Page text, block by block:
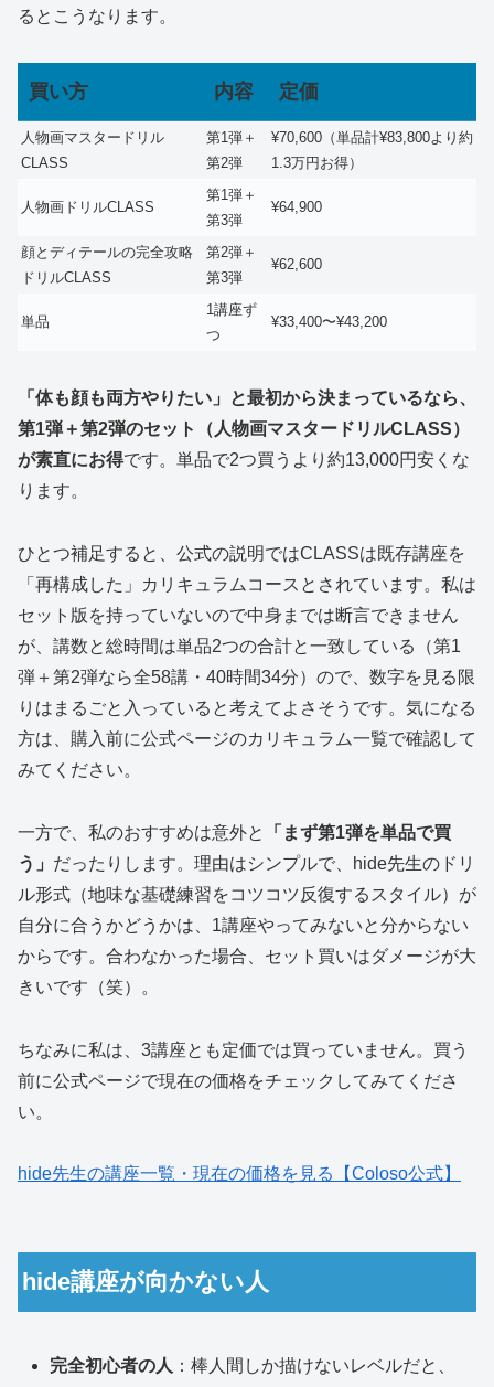
るとこうなります。
買い方 内容 定価
人物画マスタードリル
CLASS
第1弾＋
第2弾
¥70,600（単品計¥83,800より約
1.3万円お得）
人物画ドリルCLASS
第1弾＋
第3弾
¥64,900
顔とディテールの完全攻略
ドリルCLASS
第2弾＋
第3弾
¥62,600
単品
1講座ず
つ
¥33,400〜¥43,200
「体も顔も両方やりたい」と最初から決まっているなら、
第1弾＋第2弾のセット（人物画マスタードリルCLASS）
が素直にお得です。単品で2つ買うより約13,000円安くな
ります。
ひとつ補足すると、公式の説明ではCLASSは既存講座を
「再構成した」カリキュラムコースとされています。私は
セット版を持っていないので中身までは断言できません
が、講数と総時間は単品2つの合計と一致している（第1
弾＋第2弾なら全58講・40時間34分）ので、数字を見る限
りはまるごと入っていると考えてよさそうです。気になる
方は、購入前に公式ページのカリキュラム一覧で確認して
みてください。
一方で、私のおすすめは意外と
「まず第1弾を単品で買
う」 だったりします。理由はシンプルで、hide先生のドリ
ル形式（地味な基礎練習をコツコツ反復するスタイル）が
自分に合うかどうかは、1講座やってみないと分からない
からです。合わなかった場合、セット買いはダメージが大
きいです（笑）。
ちなみに私は、3講座とも定価では買っていません。買う
前に公式ページで現在の価格をチェックしてみてくださ
い。
hide先生の講座一覧・現在の価格を見る【Coloso公式】
hide講座が向かない人
完全初心者の人 ：棒人間しか描けないレベルだと、